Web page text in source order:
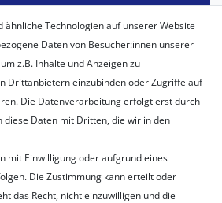
ähnliche Technologien auf unserer Website
Daten von Besucher:innen unserer
z.B. Inhalte und Anzeigen zu
Drittanbietern einzubinden oder Zugriffe auf
Die Datenverarbeitung erfolgt erst durch
diese Daten mit Dritten, die wir in den
mit Einwilligung oder aufgrund eines
Die Zustimmung kann erteilt oder
das Recht, nicht einzuwilligen und die